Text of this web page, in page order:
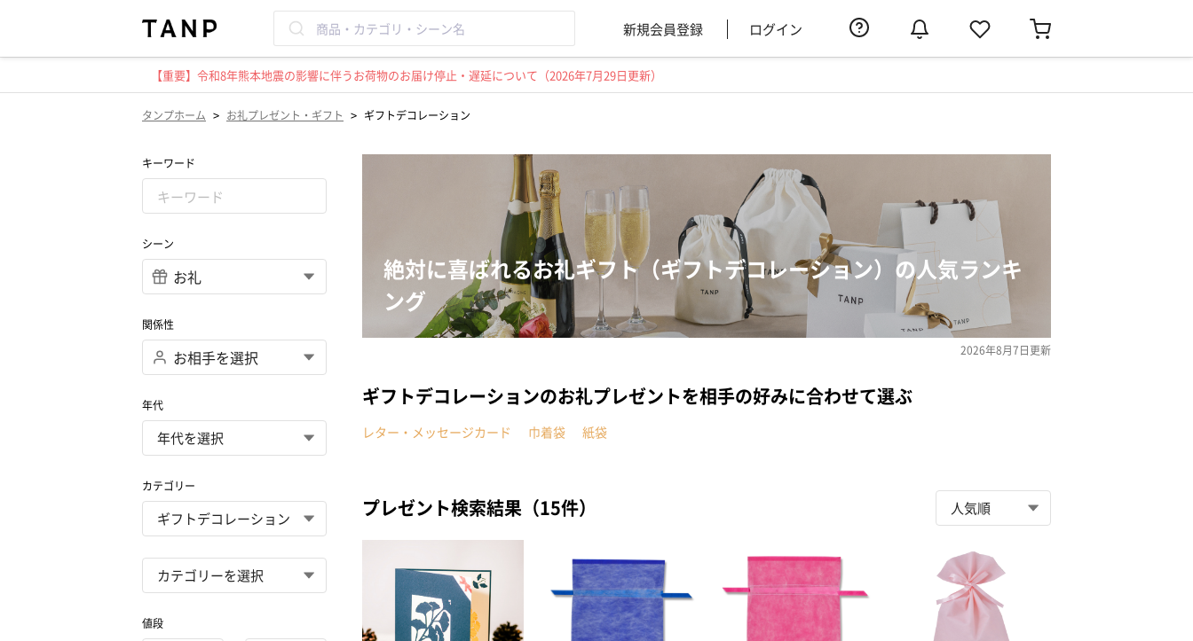
新規会員登録 ログイン
【重要】令和8年熊本地震の影響に伴うお荷物のお届け停止・遅延について（2026年7月29日更新）
タンプホーム > お礼プレゼント・ギフト > ギフトデコレーション
キーワード
シーン
関係性
年代
カテゴリー
値段
絶対に喜ばれるお礼ギフト（ギフトデコレーション）の人気ランキ
ング
2026年8月7日更新
ギフトデコレーションのお礼プレゼントを相手の好みに合わせて選ぶ
レター・メッセージカード 巾着袋 紙袋
プレゼント検索結果（15件）